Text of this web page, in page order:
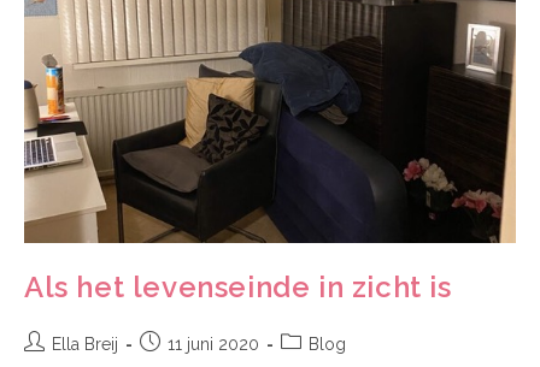
Als het levenseinde in zicht is
Ella Breij 11 juni 2020 Blog